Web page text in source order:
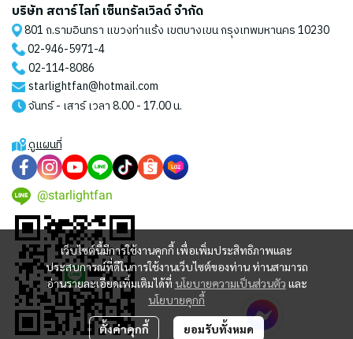
เว็บไซต์นี้มีการใช้งานคุกกี้ เพื่อเพิ่มประสิทธิภาพและ
ประสบการณ์ที่ดีในการใช้งานเว็บไซต์ของท่าน ท่านสามารถ
อ่านรายละเอียดเพิ่มเติมได้ที่ นโยบายความเป็นส่วนตัว และ
นโยบายคุกกี้
ตั้งค่าคุกกี้ ยอมรับทั้งหมด
บริษัท สตาร์ไลท์ เซ็นทรัลเวิลด์ จำกัด
801 ถ.รามอินทรา แขวงท่าแร้ง เขตบางเขน กรุงเทพมหานคร 10230
02-946-5971-4
02-114-8086
starlightfan@hotmail.com
จันทร์ - เสาร์ เวลา 8.00 - 17.00 น.
ดูแผนที่
@starlightfan